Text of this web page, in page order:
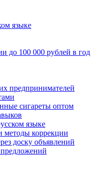
языке
до 100 000 рублей в год
предпринимателей
сигареты оптом
языке
методы коррекции
доску объявлений